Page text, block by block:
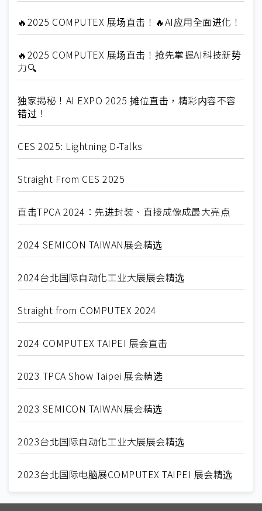
🔥2025 COMPUTEX 展场直击！🔥AI应用全面进化！
🔥2025 COMPUTEX 展场直击！抢先掌握AI科技新势
力🔍
独家揭秘！AI EXPO 2025 摊位直击，精彩内容不容
错过！
CES 2025: Lightning D-Talks
Straight From CES 2025
直击TPCA 2024：先进封装、直接成像成最大亮点
2024 SEMICON TAIWAN展会精选
2024台北国际自动化工业大展展会精选
Straight from COMPUTEX 2024
2024 COMPUTEX TAIPEI 展会直击
2023 TPCA Show Taipei 展会精选
2023 SEMICON TAIWAN展会精选
2023台北国际自动化工业大展展会精选
2023台北国际电脑展COMPUTEX TAIPEI 展会精选